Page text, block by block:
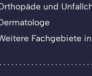
und
Fachgebiete